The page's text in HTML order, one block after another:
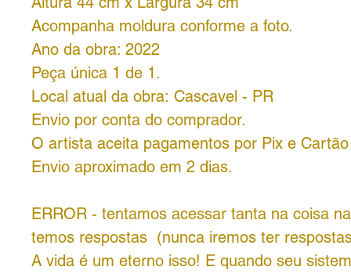
Acompanha moldura conforme a foto.
Ano da obra: 2022
Peça única 1 de 1.
Local atual da obra: Cascavel - PR
Envio por conta do comprador.
O artista aceita pagamentos por Pix e
Envio aproximado em 2 dias.
ERROR - tentamos acessar tanta na coisa
temos respostas (nunca iremos ter
A vida é um eterno isso! E quando seu